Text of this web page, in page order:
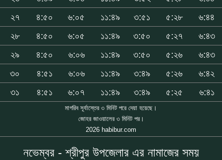
২৭
৪:৫০ ৬:০৫ ১১:৪৯ ৩:৫১ ৫:২৮
৬:৪৪
২৮
৪:৫০ ৬:০৫ ১১:৪৯ ৩:৫০ ৫:২৭
৬:৪৩
২৯
৪:৫০ ৬:০৬ ১১:৪৯ ৩:৫০ ৫:২৬
৬:৪৩
৩০
৪:৫১ ৬:০৬ ১১:৪৯ ৩:৪৯ ৫:২৬
৬:৪২
৩১
৪:৫১ ৬:০৭ ১১:৪৯ ৩:৪৯ ৫:২৫ ৬:৪১
মাগরিব সূর্যাস্তের ৩ মিনিট পরে দেয়া হয়েছে।
জোহর জাওয়ালের ৩ মিনিট পর।
2026 habibur.com
নভেম্বর - শ্রীপুর উপজেলার এর নামাজের সময়